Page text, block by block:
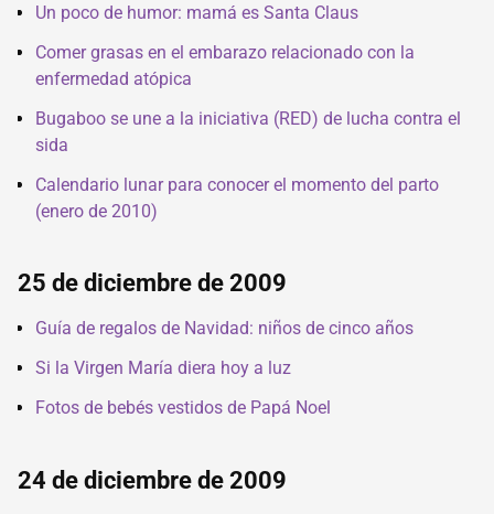
Un poco de humor: mamá es Santa Claus
Comer grasas en el embarazo relacionado con la
enfermedad atópica
Bugaboo se une a la iniciativa (RED) de lucha contra el
sida
Calendario lunar para conocer el momento del parto
(enero de 2010)
25 de diciembre de 2009
Guía de regalos de Navidad: niños de cinco años
Si la Virgen María diera hoy a luz
Fotos de bebés vestidos de Papá Noel
24 de diciembre de 2009